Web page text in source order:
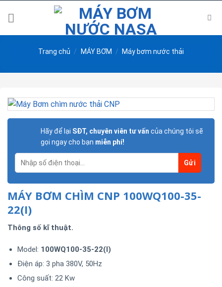
Trang chủ / MÁY BƠM / Máy bơm nước thải
Hãy để lại SĐT, chuyên viên tư vấn của chúng tôi sẽ
gọi ngay cho bạn miễn phí!
MÁY BƠM CHÌM CNP 100WQ100-35-
22(I)
Thông số kĩ thuật.
Model: 100WQ100-35-22(I)
Điện áp: 3 pha 380V, 50Hz
Công suất: 22 Kw